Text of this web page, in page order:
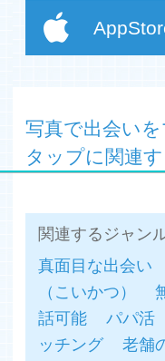
・公序良俗に反する
断した投稿は、削除
写真で出会い
タップに関連
関連するジャン
真面目な出会い
（こいかつ）
話可能
パパ活
ッチング
老舗